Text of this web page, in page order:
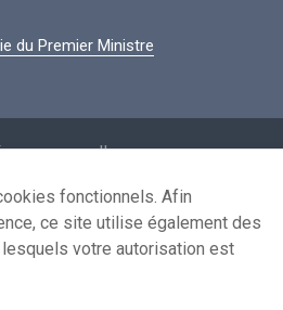
du Premier Ministre
personnelles
de réutilisation
nous
fonctionnels. Afin
ce site utilise également des
votre autorisation est